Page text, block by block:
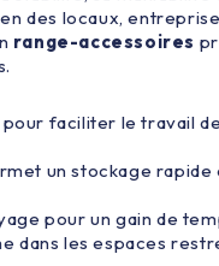
des locaux,
range-accessoires
faciliter le travail
un stockage
pour un gain de
dans les espaces